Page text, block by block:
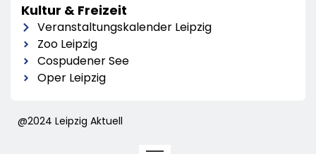
Kultur & Freizeit
Veranstaltungskalender Leipzig
Zoo Leipzig
Cospudener See
Oper Leipzig
@2024 Leipzig Aktuell